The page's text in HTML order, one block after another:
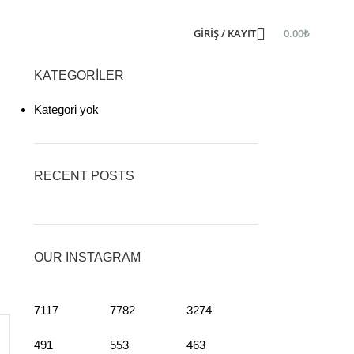
GIRIŞ / KAYIT 0.00₺
KATEGORILER
Kategori yok
RECENT POSTS
OUR INSTAGRAM
7117
491
7782
553
3274
463